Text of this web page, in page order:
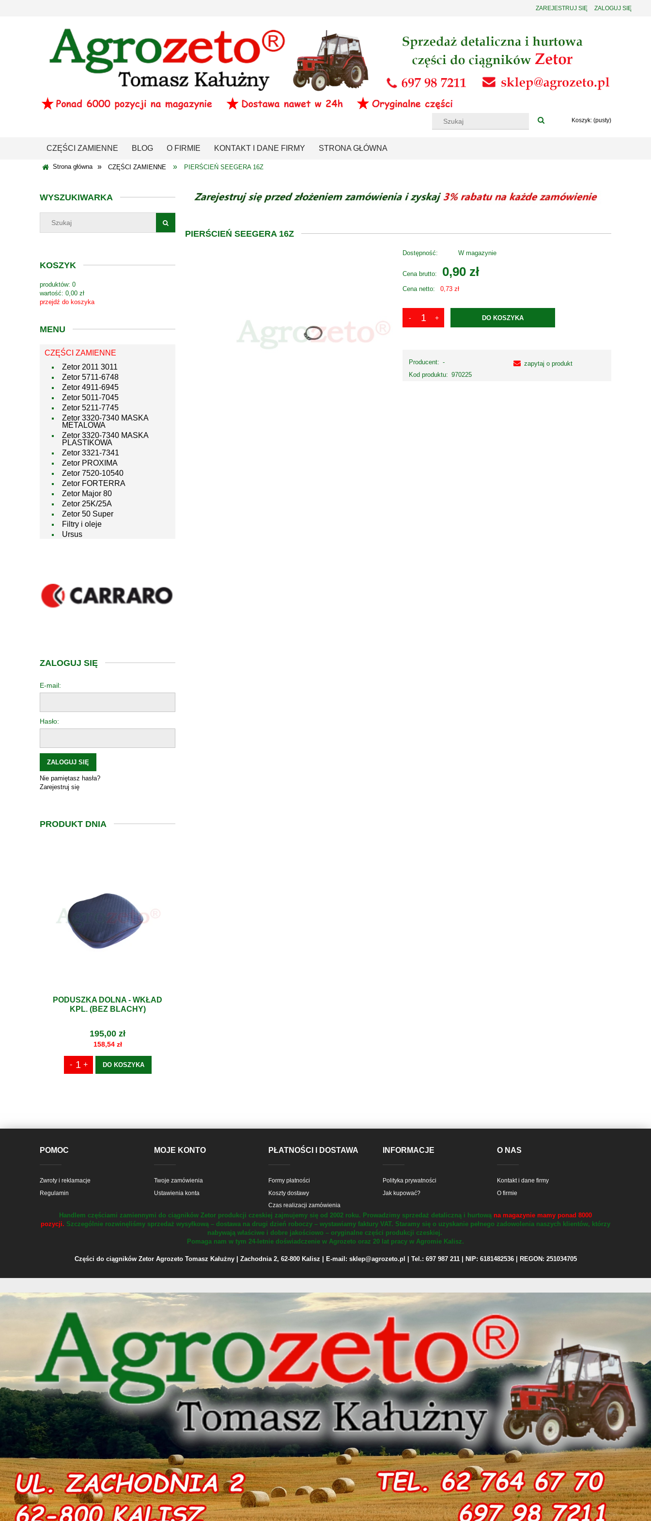
ZAREJESTRUJ SIĘ ZALOGUJ SIĘ
Koszyk: (pusty)
CZĘŚCI ZAMIENNE BLOG O FIRMIE KONTAKT I DANE FIRMY STRONA GŁÓWNA
Strona główna » CZĘŚCI ZAMIENNE » PIERŚCIEŃ SEEGERA 16Z
WYSZUKIWARKA
KOSZYK
produktów: 0
wartość: 0,00 zł
przejdź do koszyka
MENU
CZĘŚCI ZAMIENNE
Zetor 2011 3011
Zetor 5711-6748
Zetor 4911-6945
Zetor 5011-7045
Zetor 5211-7745
Zetor 3320-7340 MASKA
METALOWA
Zetor 3320-7340 MASKA
PLASTIKOWA
Zetor 3321-7341
Zetor PROXIMA
Zetor 7520-10540
Zetor FORTERRA
Zetor Major 80
Zetor 25K/25A
Zetor 50 Super
Filtry i oleje
Ursus
ZALOGUJ SIĘ
E-mail:
Hasło:
ZALOGUJ SIĘ
Nie pamiętasz hasła?
Zarejestruj się
PRODUKT DNIA
PODUSZKA DOLNA - WKŁAD
KPL. (BEZ BLACHY)
195,00 zł
158,54 zł
DO KOSZYKA
PIERŚCIEŃ SEEGERA 16Z
Dostępność: W magazynie
Cena brutto: 0,90 zł
Cena netto: 0,73 zł
DO KOSZYKA
Producent: -
Kod produktu: 970225
zapytaj o produkt
POMOC
Zwroty i reklamacje
Regulamin
MOJE KONTO
Twoje zamówienia
Ustawienia konta
PŁATNOŚCI I DOSTAWA
Formy płatności
Koszty dostawy
Czas realizacji zamówienia
INFORMACJE
Polityka prywatności
Jak kupować?
O NAS
Kontakt i dane firmy
O firmie
Handlem częściami zamiennymi do ciągników Zetor produkcji czeskiej zajmujemy się od 2002 roku. Prowadzimy sprzedaż detaliczną i hurtową na magazynie mamy ponad 8000
pozycji. Szczególnie rozwinęliśmy sprzedaż wysyłkową – dostawa na drugi dzień roboczy – wystawiamy faktury VAT. Staramy się o uzyskanie pełnego zadowolenia naszych klientów, którzy
nabywają właściwe i dobre jakościowo – oryginalne części produkcji czeskiej.
Pomaga nam w tym 24-letnie doświadczenie w Agrozeto oraz 20 lat pracy w Agromie Kalisz.
Części do ciągników Zetor Agrozeto Tomasz Kałużny | Zachodnia 2, 62-800 Kalisz | E-mail: sklep@agrozeto.pl | Tel.: 697 987 211 | NIP: 6181482536 | REGON: 251034705